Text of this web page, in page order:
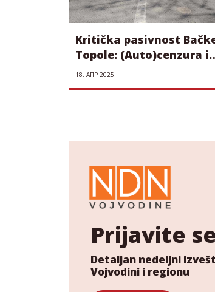
Kritička pasivnost
Topole: (Auto)cenzura i
ignorisanje kao
dijagnoze provincije
18. АПР 2025
Prijavite
Detaljan nedeljni
Vojvodini i regionu